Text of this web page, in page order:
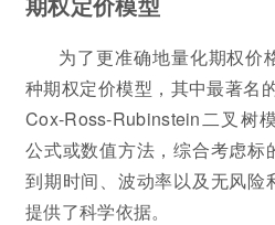
为了更准确地量化期权价
种期权定价模型，其中最著名
Cox-Ross-Rubinstein二叉树
公式或数值方法，综合考虑标
到期时间、波动率以及无风险
提供了科学依据。